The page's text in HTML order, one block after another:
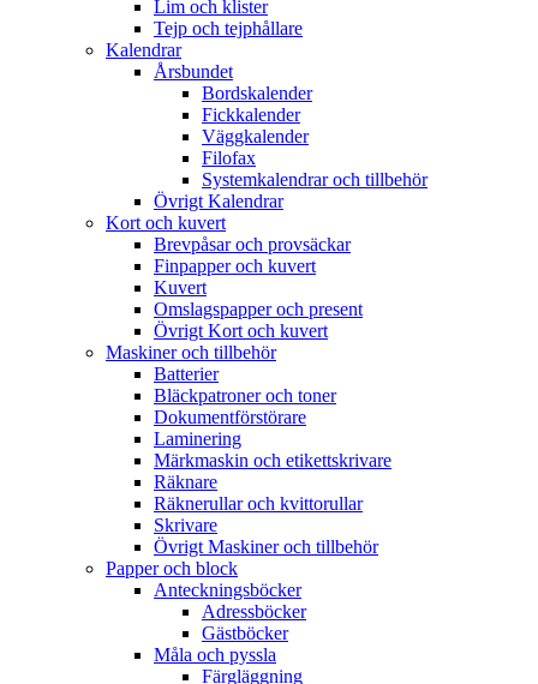
Lim och klister
Tejp och tejphållare
Kalendrar
Årsbundet
Bordskalender
Fickkalender
Väggkalender
Filofax
Systemkalendrar och tillbehör
Övrigt Kalendrar
Kort och kuvert
Brevpåsar och provsäckar
Finpapper och kuvert
Kuvert
Omslagspapper och present
Övrigt Kort och kuvert
Maskiner och tillbehör
Batterier
Bläckpatroner och toner
Dokumentförstörare
Laminering
Märkmaskin och etikettskrivare
Räknare
Räknerullar och kvittorullar
Skrivare
Övrigt Maskiner och tillbehör
Papper och block
Anteckningsböcker
Adressböcker
Gästböcker
Måla och pyssla
Färgläggning